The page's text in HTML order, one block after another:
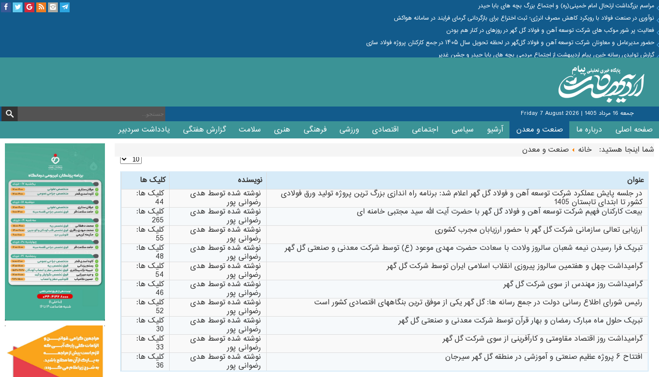
مراسم بزرگداشت ارتحال امام خمینی(ره) و اجتماع بزرگ بچه های بابا حیدر
نوآوری در صنعت فولاد با رویکرد کاهش مصرف انرژی؛ ثبت اختراع برای بازگردانی گرمای فرایند در سامانه هواکش
فعالیت پر شور موکب های شرکت توسعه آهن و فولاد گل گهر در روزهای در کنار هم بودن
حضور مدیرعامل و معاونان شرکت توسعه آهن و فولاد گل‌گهر در لحظه تحویل سال ۱۴۰۵ در جمع کارکنان پروژه فولاد سازی
گزارش تولیدی رسانه خبری پیام اردیبهشت از اجتماع مردمی بچه های بابا حیدر و جشن غدیر
جمعه 16 مرداد 1405 |
Friday 7 August 2026
صفحه اصلی درباره ما صنعت و معدن آرشیو سیاسی اجتماعی اقتصادی ورزشی فرهنگی هنری سلامت گزارش هفتگی
یادداشت سردبیر
شما اینجا هستید: خانه صنعت و معدن
عنوان نویسنده
کلیک ها
در جلسه پایش عملکرد شرکت توسعه آهن و فولاد گل گهر اعلام شد: برنامه راه اندازی بزرگ ترین پروژه تولید ورق فولادی
کشور تا ابتدای تابستان 1405
نوشته شده توسط هدی
رضوانی پور
کلیک ها:
44
بیعت کارکنان فهیم شرکت توسعه آهن و فولاد گل گهر با حضرت آیت الله سید مجتبی خامنه ای نوشته شده توسط هدی
رضوانی پور
کلیک ها:
265
ارزیابی تعالی سازمانی شرکت گل گهر با حضور ارزیابان مجرب کشوری نوشته شده توسط هدی
رضوانی پور
کلیک ها:
55
تبریک فرا رسیدن نیمه شعبان سالروز ولادت با سعادت حضرت مهدی موعود (ع) توسط شرکت معدنی و صنعتی گل گهر نوشته شده توسط هدی
رضوانی پور
کلیک ها:
48
گرامیداشت چهل و هفتمین سالروز پیروزی انقلاب اسلامی ایران توسط شرکت گل گهر نوشته شده توسط هدی
رضوانی پور
کلیک ها:
54
گرامیداشت روز مهندس از سوی شرکت گل گهر نوشته شده توسط هدی
رضوانی پور
کلیک ها:
46
رئیس شورای اطلاع رسانی دولت در جمع رسانه ها: گل گهر یکی از موفق ترین بنگاههای اقتصادی کشور است نوشته شده توسط هدی
رضوانی پور
کلیک ها:
52
تبریک حلول ماه مبارک رمضان و بهار قرآن توسط شرکت معدنی و صنعتی گل گهر نوشته شده توسط هدی
رضوانی پور
کلیک ها:
30
گرامیداشت روز اقتصاد مقاومتی و کارآفرینی از سوی شرکت گل گهر نوشته شده توسط هدی
رضوانی پور
کلیک ها:
33
افتتاح ۶ پروژه عظیم صنعتی و آموزشی در منطقه گل گهر سیرجان نوشته شده توسط هدی
رضوانی پور
کلیک ها:
36